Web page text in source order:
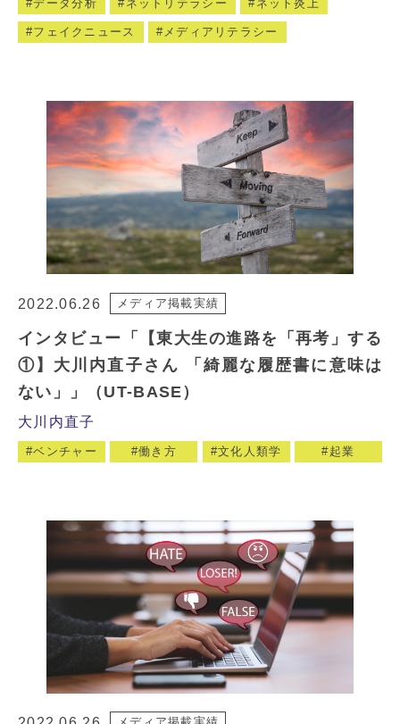
データ分析 ネットリテラシー ネット炎上
フェイクニュース メディアリテラシー
2022.06.26 メディア掲載実績
インタビュー「【東大生の進路を「再考」する
①】大川内直子さん 「綺麗な履歴書に意味は
ない」」（UT-BASE）
大川内直子
ベンチャー 働き方 文化人類学 起業